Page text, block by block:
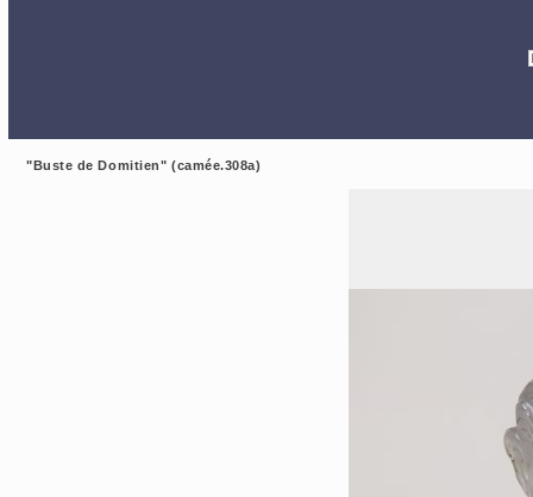
"Buste de Domitien" (camée.308a)